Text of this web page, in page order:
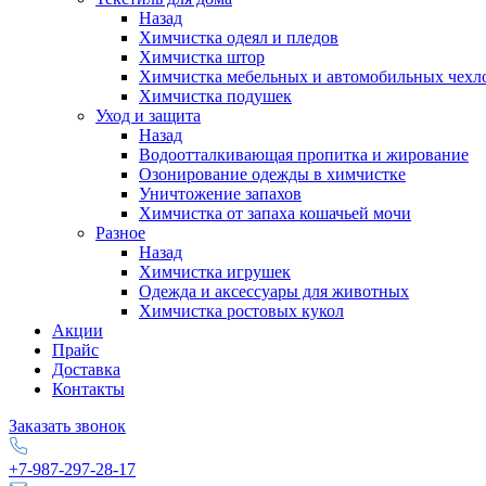
Назад
Химчистка одеял и пледов
Химчистка штор
Химчистка мебельных и автомобильных
Химчистка подушек
Уход и защита
Назад
Водоотталкивающая пропитка и жирование
Озонирование одежды в химчистке
Уничтожение запахов
Химчистка от запаха кошачьей мочи
Разное
Назад
Химчистка игрушек
Одежда и аксессуары для животных
Химчистка ростовых кукол
Акции
Прайс
Доставка
Контакты
Заказать звонок
+7-987-297-28-17